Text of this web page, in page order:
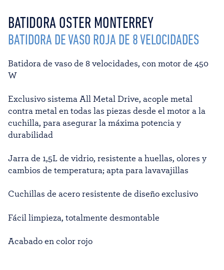
BATIDORA OSTER MONTERREY
BATIDORA DE VASO ROJA DE 8 VELOCIDADES
Batidora de vaso de 8 velocidades, con motor de 450
W
Exclusivo sistema All Metal Drive, acople metal
contra metal en todas las piezas desde el motor a la
cuchilla, para asegurar la máxima potencia y
durabilidad
Jarra de 1,5L de vidrio, resistente a huellas, olores y
cambios de temperatura; apta para lavavajillas
Cuchillas de acero resistente de diseño exclusivo
Fácil limpieza, totalmente desmontable
Acabado en color rojo